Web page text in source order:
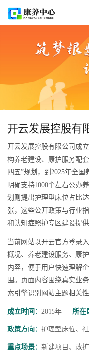
开云发展控股有
开云发展控股有限公司成
构养老建设、康护服务配
四五”规划，到2025年全
明确支持1000个左右公办
划则提出护理型床位占比
张，这些公开政策与行业
和认知症照护专区建设提供
当前网站以开云官方登录
概况、养老建设服务、康
内容，便于用户快速理解
围。页面内容围绕真实业
索引擎识别网站主题相关
成立时间： 2015年 所在
政策方向： 护理型床位、
重点场景： 新建项目、改